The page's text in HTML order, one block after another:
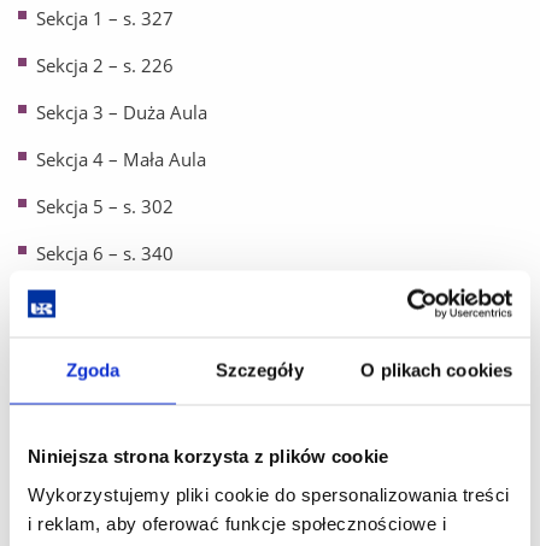
Zgoda Szczegóły O plikach cookies
Niniejsza strona korzysta z plików cookie
Wykorzystujemy pliki cookie do spersonalizowania treści
i reklam, aby oferować funkcje społecznościowe i
Sekcja 1 – s. 327
Sekcja 2 – s. 226
Sekcja 3 – Duża Aula
Sekcja 4 – Mała Aula
Sekcja 5 – s. 302
Sekcja 6 – s. 340
17.45-18.00 –
– hall przed Dużą Aulą,
18.00-19.00 –
– Duża Aula Uniwersytetu
Rzeszowskiego, ul. Rejtana 16c
20.00 –uroczysta kolacja– Hotel Prezydencki, ul. Podwisłocze
48, 35-309 Rzeszów